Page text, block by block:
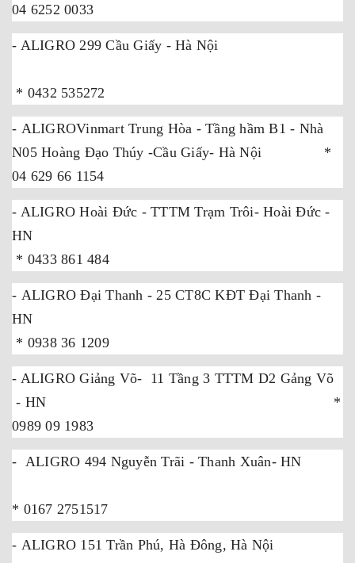
04 6252 0033
- ALIGRO 299 Cầu Giấy - Hà Nội
* 0432 535272
- ALIGROVinmart Trung Hòa - Tầng hầm B1 - Nhà
N05 Hoàng Đạo Thúy -Cầu Giấy- Hà Nội *
04 629 66 1154
- ALIGRO Hoài Đức - TTTM Trạm Trôi- Hoài Đức -
HN
* 0433 861 484
- ALIGRO Đại Thanh - 25 CT8C KĐT Đại Thanh -
HN
* 0938 36 1209
- ALIGRO Giảng Võ- 11 Tầng 3 TTTM D2 Gảng Võ
- HN *
0989 09 1983
- ALIGRO 494 Nguyễn Trãi - Thanh Xuân- HN
* 0167 2751517
- ALIGRO 151 Trần Phú, Hà Đông, Hà Nội